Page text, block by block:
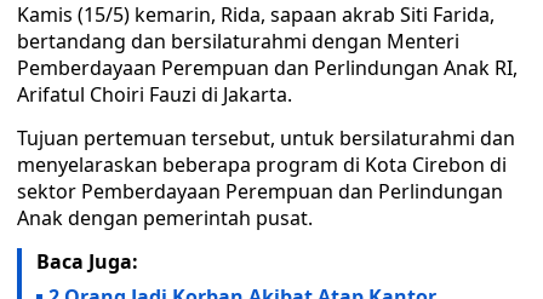
Kamis (15/5) kemarin, Rida, sapaan akrab Siti Farida,
bertandang dan bersilaturahmi dengan Menteri
Pemberdayaan Perempuan dan Perlindungan Anak RI,
Arifatul Choiri Fauzi di Jakarta.
Tujuan pertemuan tersebut, untuk bersilaturahmi dan
menyelaraskan beberapa program di Kota Cirebon di
sektor Pemberdayaan Perempuan dan Perlindungan
Anak dengan pemerintah pusat.
Baca Juga: